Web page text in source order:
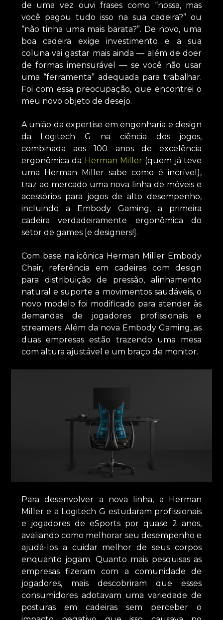
de uma vez ouvi frases como “nossa, mas
você pagou tudo isso na sua cadeira?” ou
“não tinha uma mais barata?”. De novo, uma
boa cadeira exige investimento e a sua
coluna vai gastar mais ainda — além de doer
de formas imensurável — se você não usar
uma “ferramenta” adequada para trabalhar.
Foi com essa preocupação, que encontrei o
meu novo objeto de desejo.
A união da expertise em engenharia e design
da Logitech G na ciência dos jogos,
combinada aos 100 anos de excelência
ergonômica da Herman Miller (quem já teve
uma Herman Miller sabe como é incrível),
traz ao mercado uma nova linha de móveis e
acessórios para jogos de alto desempenho,
incluindo a Embody Gaming, a primeira
cadeira verdadeiramente ergonômica do
setor de games [e designers!].
Com base na icônica Herman Miller Embody
Chair, referência em cadeiras com design
para distribuição de pressão, alinhamento
natural e suporte a movimentos saudáveis, o
novo modelo foi modificado para atender às
demandas de jogadores profissionais e
streamers. Além da nova Embody Gaming, as
duas empresas estão trazendo uma mesa
com altura ajustável e um braço de monitor.
Para desenvolver a nova linha, a Herman
Miller e a Logitech G estudaram profissionais
e jogadores de eSports por quase 2 anos,
avaliando como melhorar seu desempenho e
ajudá-los a cuidar melhor de seus corpos
enquanto jogam. Quanto mais pesquisas as
empresas fizeram com a comunidade de
jogadores, mais descobriram que esses
consumidores adotavam uma variedade de
posturas em cadeiras sem perceber o